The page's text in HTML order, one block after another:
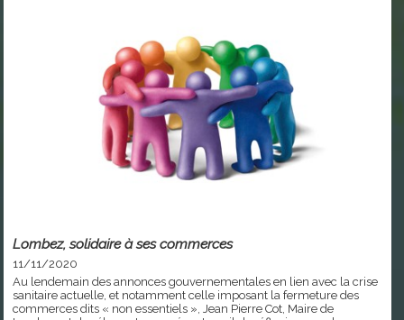
Lombez, solidaire à ses commerces
11/11/2020
Au lendemain des annonces gouvernementales en lien avec la crise
sanitaire actuelle, et notamment celle imposant la fermeture des
commerces dits « non essentiels », Jean Pierre Cot, Maire de